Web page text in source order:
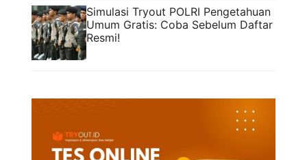
Simulasi Tryout POLRI Pengetahuan
Umum Gratis: Coba Sebelum Daftar
Resmi!